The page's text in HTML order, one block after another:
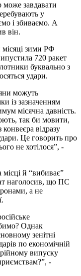
може завдавати
у
і збиваємо. А
він.
місяці зими РФ
720 ракет
буквально з
удари.
можуть
із зазначенням
місячна давність.
так би мовити,
конвеєра відразу
Це говорить про
не хотілося”, -
й “вибиває”
наголосив, що ПС
а не
Однак
зенітні
по економічній
випуску
-